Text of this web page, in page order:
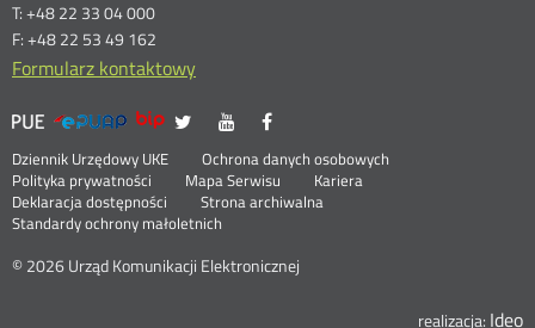
T: +48 22 33 04 000
F: +48 22 53 49 162
Formularz kontaktowy
UKE
Serwisy
>Social
Media
UKE
portalu
Twitter
Otwórz
nowym
oknie
UKE
portalu
Youtube
Otwórz
nowym
oknie
portalu
Facebook
nowym
oknie
Menu
stopka
Dziennik Urzędowy UKE Otwórz
nowym
oknie
Ochrona danych osobowych
Polityka prywatności
Mapa Serwisu Kariera
Deklaracja dostępności Strona archiwalna
Standardy ochrony małoletnich
© 2026 Urząd Komunikacji Elektronicznej
realizacja: Ideo